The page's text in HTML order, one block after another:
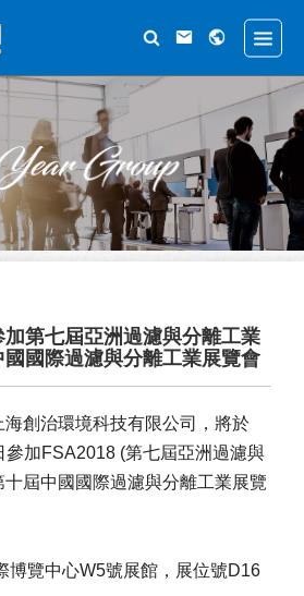
第七屆亞洲過濾與分離工業
國際過濾與分離工業展覽會
創治環境科技有限公司，將於
參加FSA2018 (第七屆亞洲過濾與
屆中國國際過濾與分離工業展覽
博覽中心W5號展館，展位號D16